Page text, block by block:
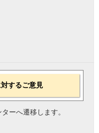
するご意見
ーへ遷移します。